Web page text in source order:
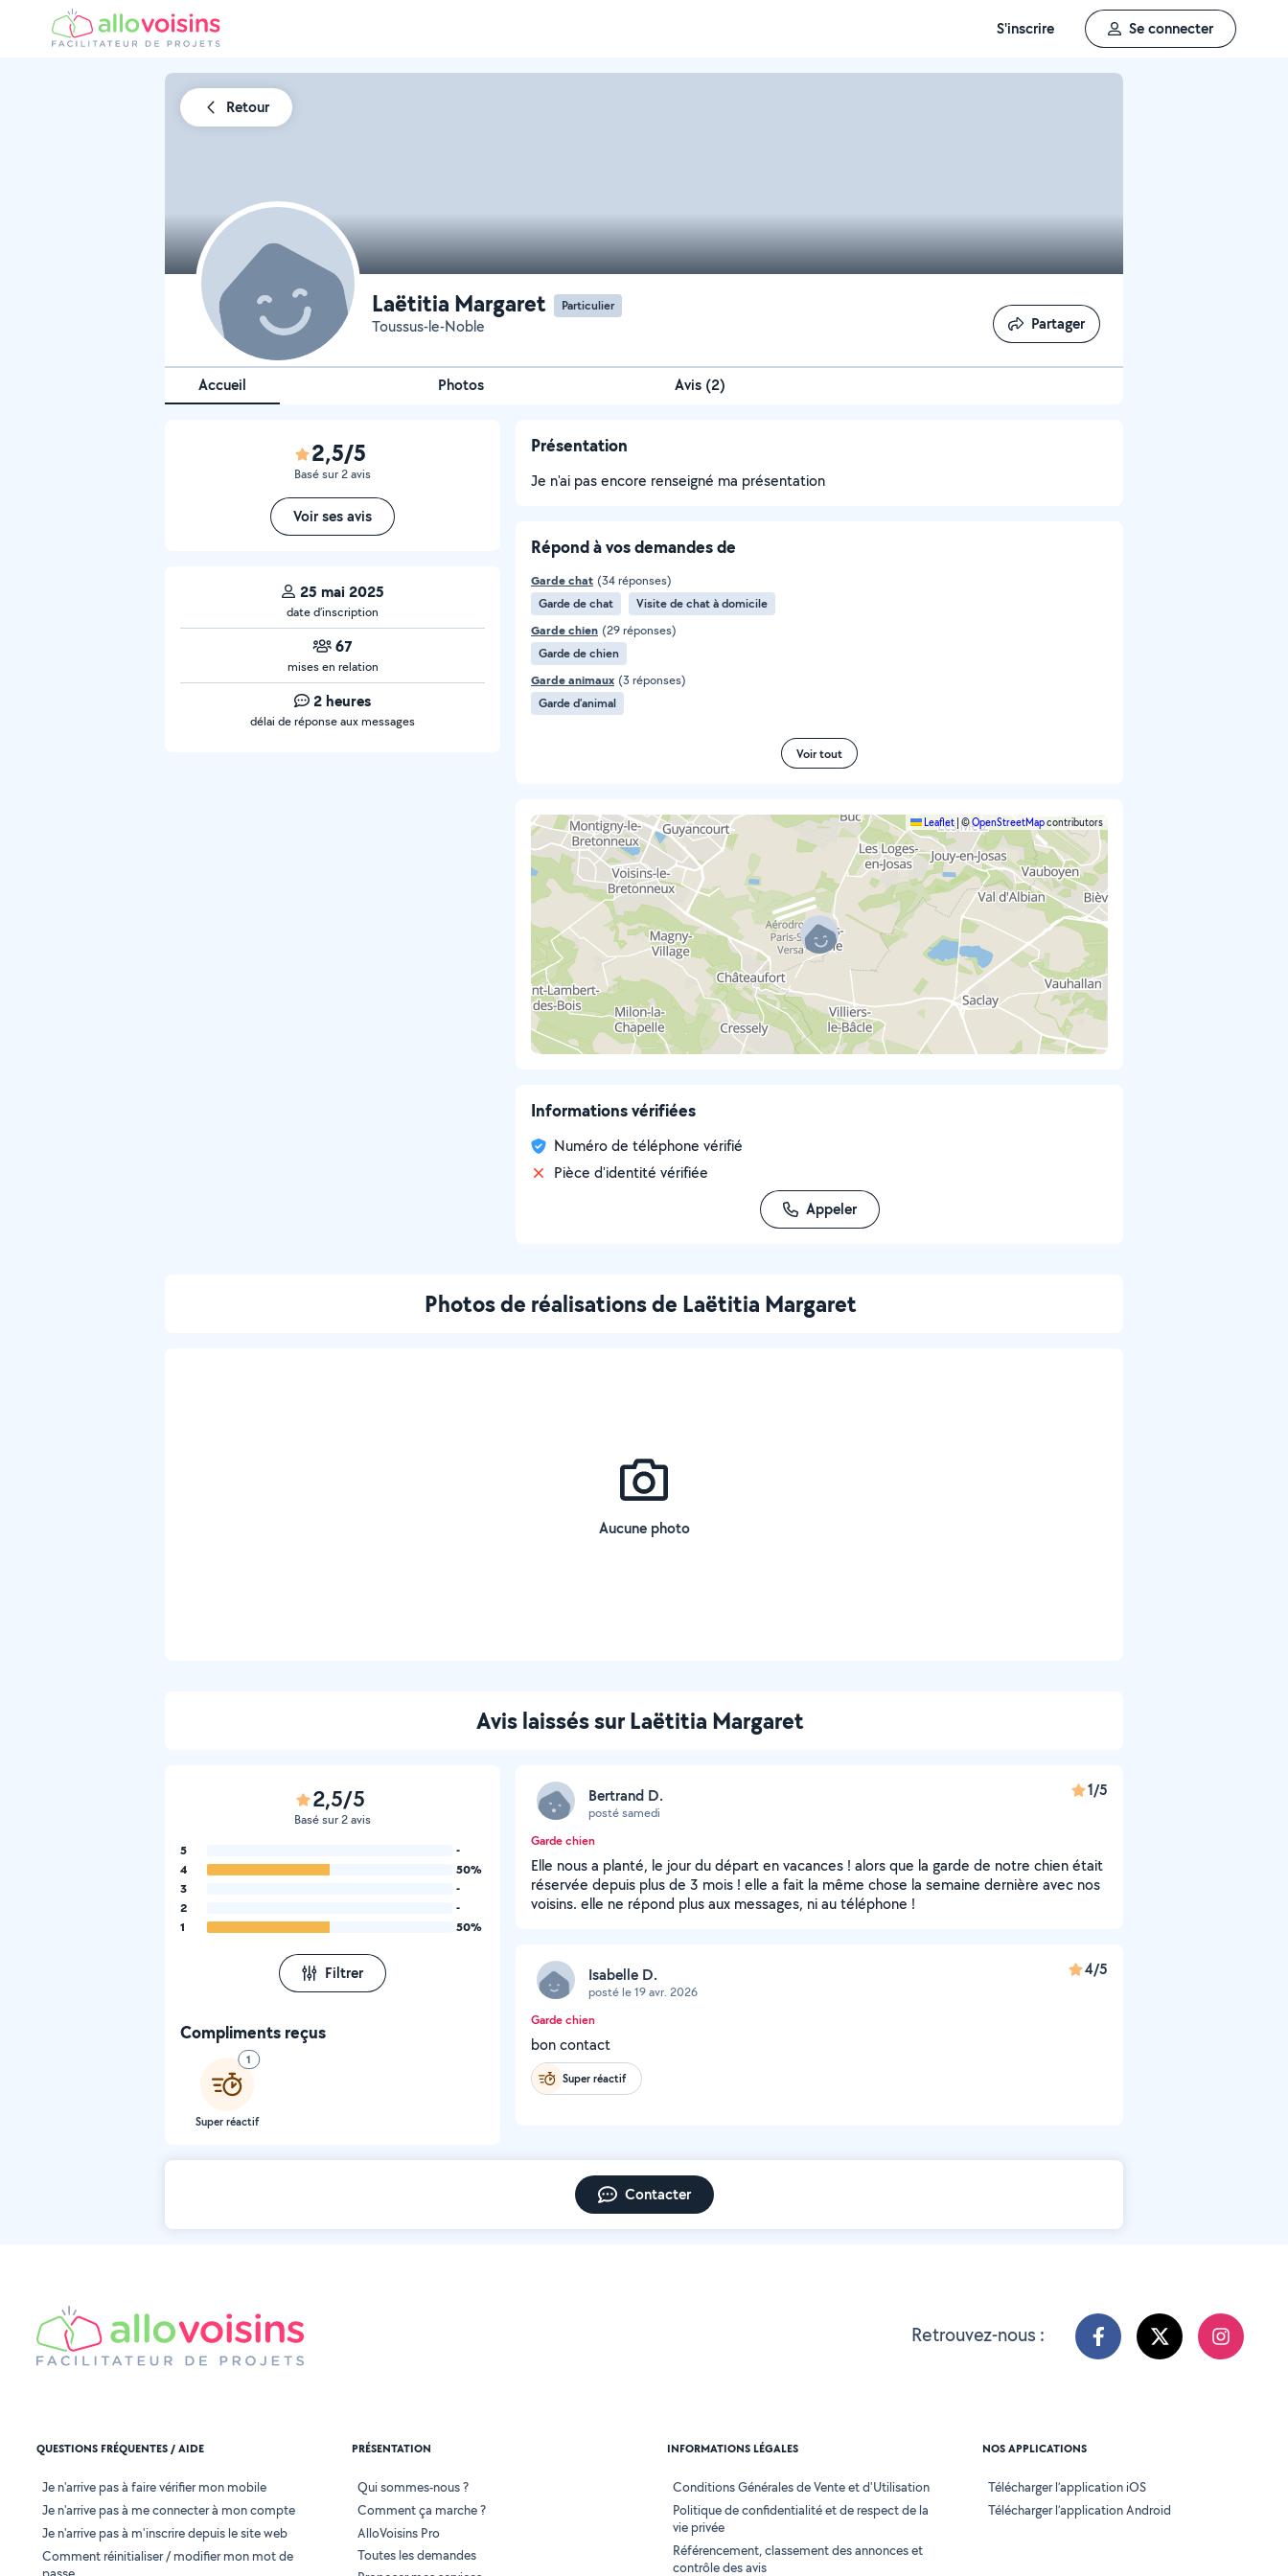
S'inscrire Se connecter
Retour
Laëtitia Margaret Particulier
Toussus-le-Noble Partager
Partager
Accueil Photos Avis (2)
2,5/5
Basé sur 2 avis
Voir ses avis
25 mai 2025
date d’inscription
67
mises en relation
2 heures
délai de réponse aux messages
Présentation
Je n'ai pas encore renseigné ma présentation
Répond à vos demandes de
Garde chat (34 réponses)
Garde de chat
Visite de chat à domicile
Garde chien (29 réponses)
Garde de chien
Garde animaux (3 réponses)
Garde d’animal
Voir tout
Leaflet ©OpenStreetMapcontributors
Informations vérifiées
Numéro de téléphone vérifié
Pièce d'identité vérifiée
Appeler
Photos de réalisations de Laëtitia Margaret
Aucune photo
Avis laissés sur Laëtitia Margaret
2,5/5
Basé sur 2 avis
5
-
4
50%
3
-
2
-
1
50%
Filtrer
Compliments reçus
1
Super réactif
Bertrand D.
posté samedi
1/5
Garde chien
Elle nous a planté, le jour du départ en vacances ! alors que la garde de notre chien était
réservée depuis plus de 3 mois ! elle a fait la même chose la semaine dernière avec nos
voisins. elle ne répond plus aux messages, ni au téléphone !
Isabelle D.
posté le 19 avr. 2026
4/5
Garde chien
bon contact
Super réactif
Contacter
Retrouvez-nous :
QUESTIONS FRÉQUENTES / AIDE
Je n'arrive pas à faire vérifier mon mobile
Je n'arrive pas à me connecter à mon compte
Je n'arrive pas à m'inscrire depuis le site web
Comment réinitialiser / modifier mon mot de
PRÉSENTATION
Qui sommes-nous ?
Comment ça marche ?
AlloVoisins Pro
Toutes les demandes
INFORMATIONS LÉGALES
Conditions Générales de Vente et d'Utilisation
Politique de confidentialité et de respect de la
vie privée
Référencement, classement des annonces et
contrôle des avis
NOS APPLICATIONS
Télécharger l’application iOS
Télécharger l’application Android